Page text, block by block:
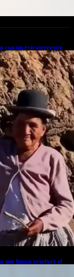
con un extraterrestre
que busca resolver el